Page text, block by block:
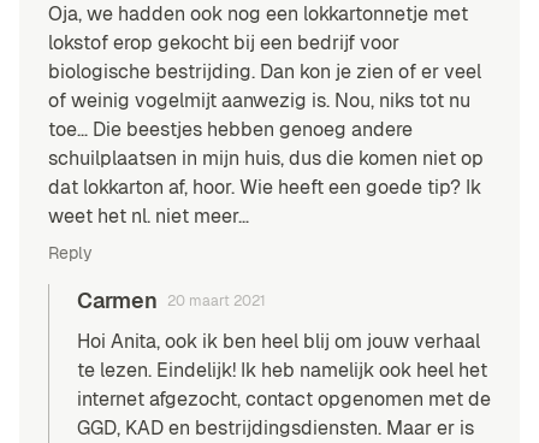
Oja, we hadden ook nog een lokkartonnetje met
lokstof erop gekocht bij een bedrijf voor
biologische bestrijding. Dan kon je zien of er veel
of weinig vogelmijt aanwezig is. Nou, niks tot nu
toe… Die beestjes hebben genoeg andere
schuilplaatsen in mijn huis, dus die komen niet op
dat lokkarton af, hoor. Wie heeft een goede tip? Ik
weet het nl. niet meer…
Reply
Carmen 20 maart 2021
Hoi Anita, ook ik ben heel blij om jouw verhaal
te lezen. Eindelijk! Ik heb namelijk ook heel het
internet afgezocht, contact opgenomen met de
GGD, KAD en bestrijdingsdiensten. Maar er is